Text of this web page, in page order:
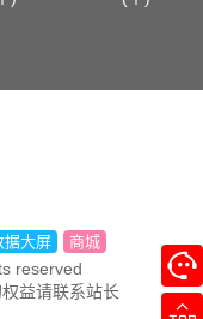
据大屏 商城
reserved
益请联系站长